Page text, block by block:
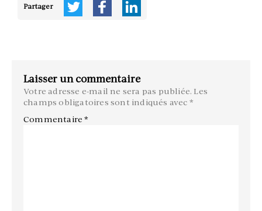
Partager
Laisser un commentaire
Votre adresse e-mail ne sera pas publiée. Les
champs obligatoires sont indiqués avec *
Commentaire*